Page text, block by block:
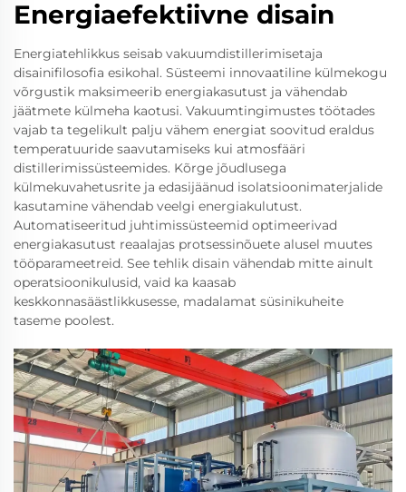
Energiaefektiivne disain
Energiatehlikkus seisab vakuumdistillerimisetaja
disainifilosofia esikohal. Süsteemi innovaatiline külmekogu
võrgustik maksimeerib energiakasutust ja vähendab
jäätmete külmeha kaotusi. Vakuumtingimustes töötades
vajab ta tegelikult palju vähem energiat soovitud eraldus
temperatuuride saavutamiseks kui atmosfääri
distillerimissüsteemides. Kõrge jõudlusega
külmekuvahetusrite ja edasijäänud isolatsioonimaterjalide
kasutamine vähendab veelgi energiakulutust.
Automatiseeritud juhtimissüsteemid optimeerivad
energiakasutust reaalajas protsessinõuete alusel muutes
tööparameetreid. See tehlik disain vähendab mitte ainult
operatsioonikulusid, vaid ka kaasab
keskkonnasäästlikkusesse, madalamat süsinikuheite
taseme poolest.